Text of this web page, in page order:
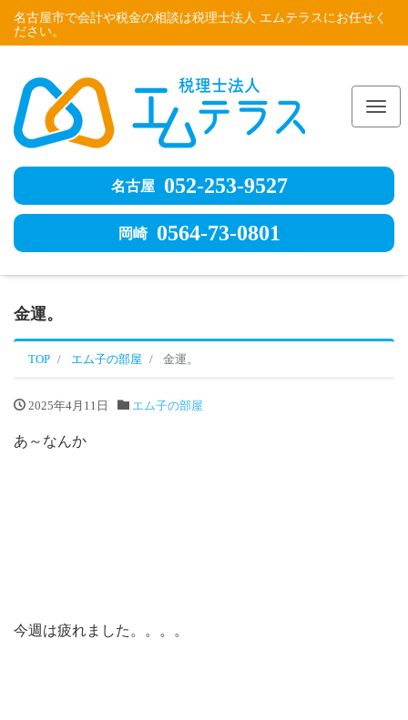
名古屋市で会計や税金の相談は税理士法人 エムテラスにお任せく
ださい。
名古屋 052-253-9527
岡崎 0564-73-0801
金運。
TOP エム子の部屋 金運。
2025年4月11日 エム子の部屋
あ～なんか
今週は疲れました。。。。